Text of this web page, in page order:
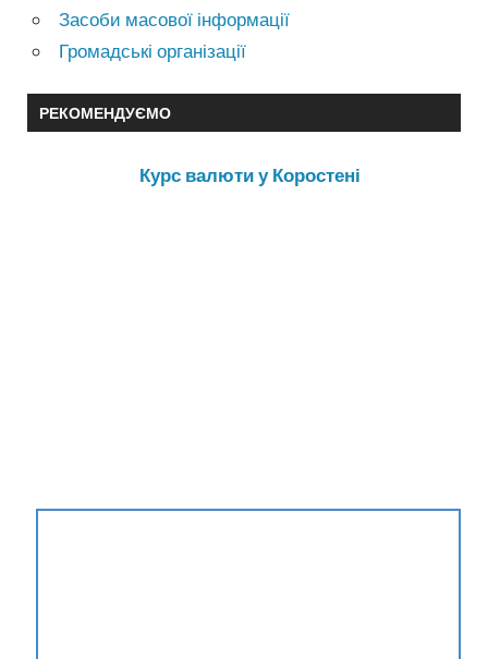
Засоби масової інформації
Громадські організації
РЕКОМЕНДУЄМО
Курс валюти у Коростені